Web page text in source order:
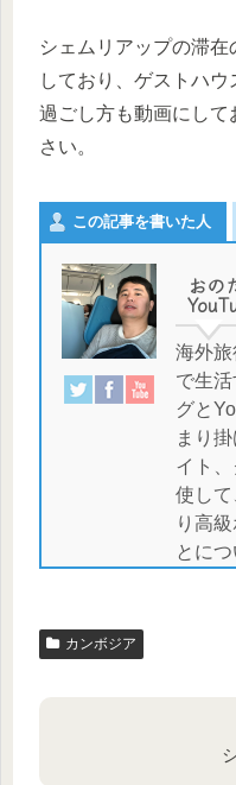
シェムリアップの滞
しており、ゲストハ
過ごし方も動画にし
さい。
この記事を書いた人
おの
海外
で生
グと
まり
イト
使し
り高
とに
カンボジア